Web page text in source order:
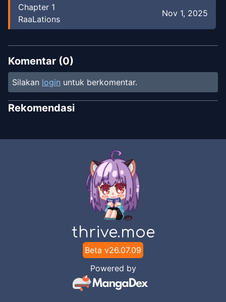
Chapter 1
RaaLations
Nov 1, 2025
Komentar (0)
Silakan login untuk berkomentar.
Rekomendasi
thrive.moe
Beta v26.07.09
Powered by